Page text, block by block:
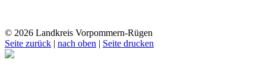
© 2026 Landkreis Vorpommern-Rügen
Seite zurück | nach oben | Seite drucken